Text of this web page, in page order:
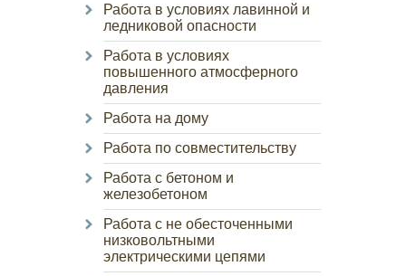
Работа в условиях лавинной и
ледниковой опасности
Работа в условиях
повышенного атмосферного
давления
Работа на дому
Работа по совместительству
Работа с бетоном и
железобетоном
Работа с не обесточенными
низковольтными
электрическими цепями